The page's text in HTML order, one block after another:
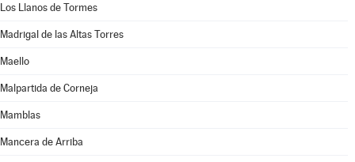
Los Llanos de Tormes
Madrigal de las Altas Torres
Maello
Malpartida de Corneja
Mamblas
Mancera de Arriba